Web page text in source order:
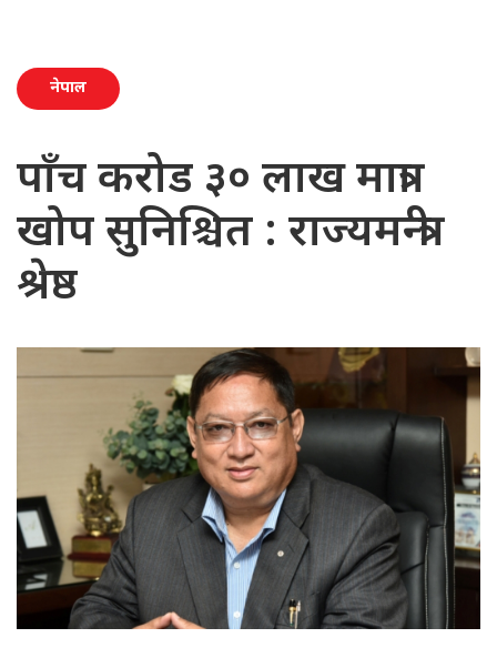
नेपाल
पाँच करोड ३० लाख मात्रा
खोप सुनिश्चित : राज्यमन्त्री
श्रेष्ठ